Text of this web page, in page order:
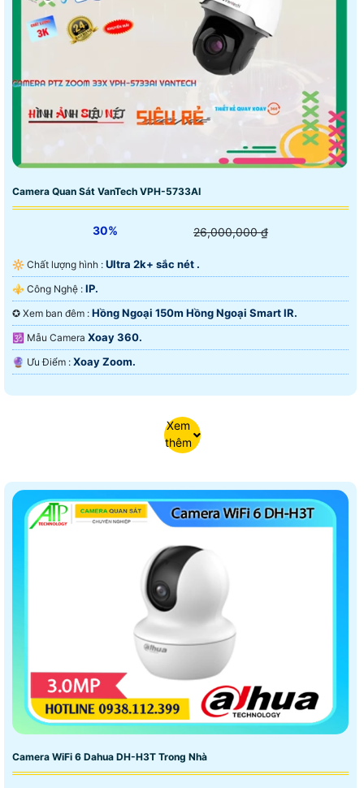
Camera Quan Sát VanTech VPH-5733AI
30% 26,000,000 ₫
🔆 Chất lượng hình : Ultra 2k+ sắc nét .
⚜️ Công Nghệ : IP.
✪ Xem ban đêm : Hồng Ngoại 150m Hồng Ngoại Smart IR.
🕉️ Mẫu Camera Xoay 360.
️🔮 Ưu Điểm : Xoay Zoom.
Xem
thêm
Camera WiFi 6 Dahua DH-H3T Trong Nhà